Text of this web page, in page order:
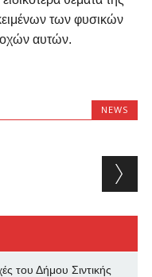
των φυσικών
αυτών.
NEWS
του Δήμου Σιντικής